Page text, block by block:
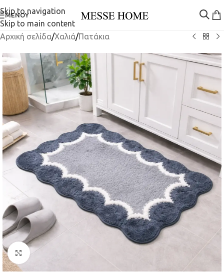
Skip to navigation
Skip to main content
ΜΕΝΟΎ
Αρχική σελίδα/Χαλιά/Πατάκια
Κλικ για μεγέθυνση